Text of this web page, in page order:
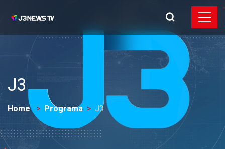
J3
Home Programa J3